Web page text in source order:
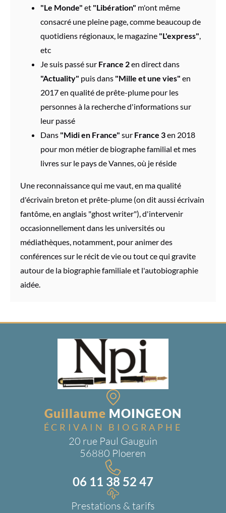
"Le Monde" et "Libération" m'ont même
consacré une pleine page, comme beaucoup de
quotidiens régionaux, le magazine "L'express",
etc
Je suis passé sur France 2en direct dans
"Actuality" puis dans "Mille et une vies" en
2017 en qualité de prête-plume pour les
personnes à la recherche d'informations sur
leur passé
Dans "Midi en France" sur France 3en 2018
pour mon métier de biographe familial et mes
livres sur le pays de Vannes, où je réside
Une reconnaissance qui me vaut, en ma qualité
d'écrivain breton et prête-plume (on dit aussi écrivain
fantôme, en anglais "ghost writer"), d'intervenir
occasionnellement dans les universités ou
médiathèques, notamment, pour animer des
conférences sur le récit de vie ou tout ce qui gravite
autour de la biographie familiale et l'autobiographie
aidée.
Guillaume MOINGEON
ÉCRIVAIN BIOGRAPHE
20 rue Paul Gauguin
56880 Ploeren
06 11 38 52 47
Prestations & tarifs